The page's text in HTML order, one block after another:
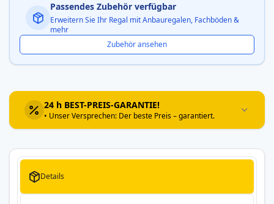
Passendes Zubehör verfügbar
Erweitern Sie Ihr Regal mit Anbauregalen, Fachböden &
mehr
Zubehör ansehen
24 h BEST-PREIS-GARANTIE!
• Unser Versprechen: Der beste Preis – garantiert.
Details